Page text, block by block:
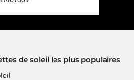
de soleil les plus populaires